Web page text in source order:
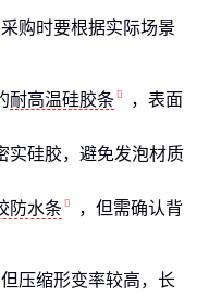
购时要根据实际场景
耐高温硅胶条
，表面
实硅胶，避免发泡材质
防水条
，但需确认背
压缩形变率较高，长